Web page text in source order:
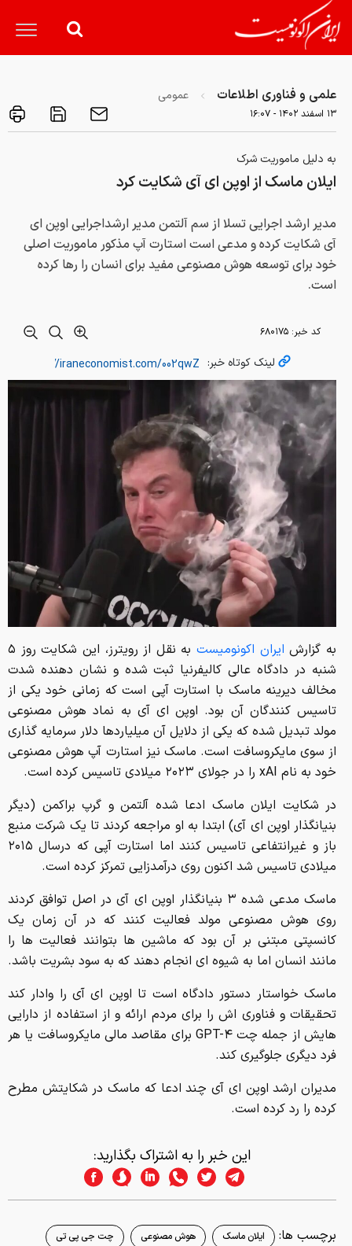
علمی و فناوری اطلاعات عمومی
۱۳ اسفند ۱۴۰۲ - ۱۶:۰۷
به دلیل ماموریت شرک
ایلان ماسک از اوپن ای آی شکایت کرد
مدیر ارشد اجرایی تسلا از سم آلتمن مدیر ارشداجرایی اوپن ای
آی شکایت کرده و مدعی است استارت آپ مذکور ماموریت اصلی
خود برای توسعه هوش مصنوعی مفید برای انسان را رها کرده
است.
کد خبر: ۶۸۰۱۷۵
لینک کوتاه خبر:
به گزارش ایران اکونومیست
به نقل از رویترز، این شکایت روز ۵
شنبه در دادگاه عالی کالیفرنیا ثبت شده و نشان دهنده شدت
مخالف دیرینه ماسک با استارت آپی است که زمانی خود یکی از
تاسیس کنندگان آن بود. اوپن ای آی به نماد هوش مصنوعی
مولد تبدیل شده که یکی از دلایل آن میلیاردها دلار سرمایه گذاری
از سوی مایکروسافت است. ماسک نیز استارت آپ هوش مصنوعی
خود به نام xAI را در جولای ۲۰۲۳ میلادی تاسیس کرده است.
در شکایت ایلان ماسک ادعا شده آلتمن و گرپ براکمن (دیگر
بنیانگذار اوپن ای آی) ابتدا به او مراجعه کردند تا یک شرکت منبع
باز و غیرانتفاعی تاسیس کنند اما استارت آپی که درسال ۲۰۱۵
میلادی تاسیس شد اکنون روی درآمدزایی تمرکز کرده است.
ماسک مدعی شده ۳ بنیانگذار اوپن ای آی در اصل توافق کردند
روی هوش مصنوعی مولد فعالیت کنند که در آن زمان یک
کانسپتی مبتنی بر آن بود که ماشین ها بتوانند فعالیت ها را
مانند انسان اما به شیوه ای انجام دهند که به سود بشریت باشد.
ماسک خواستار دستور دادگاه است تا اوپن ای آی را وادار کند
تحقیقات و فناوری اش را برای مردم ارائه و از استفاده از دارایی
هایش از جمله چت GPT-۴ برای مقاصد مالی مایکروسافت یا هر
فرد دیگری جلوگیری کند.
مدیران ارشد اوپن ای آی چند ادعا که ماسک در شکایتش مطرح
کرده را رد کرده است.
این خبر را به اشتراک بگذارید:
برچسب ها: ایلان ماسک هوش مصنوعی چت جی پی تی